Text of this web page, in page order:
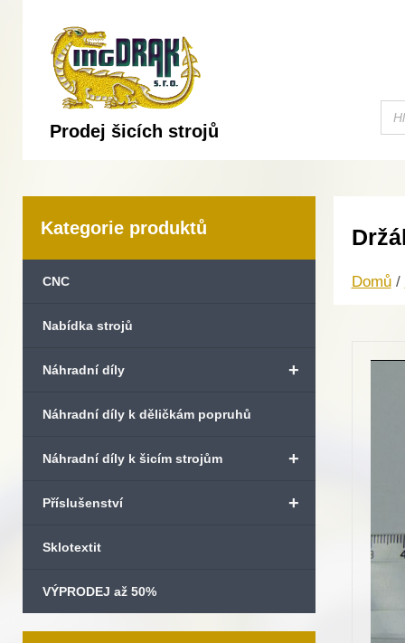
Prodej šicích strojů
Kategorie produktů
CNC
Nabídka strojů
+
Náhradní díly
Náhradní díly k děličkám popruhů
+
Náhradní díly k šicím strojům
+
Příslušenství
Sklotextit
VÝPRODEJ až 50%
Domů/